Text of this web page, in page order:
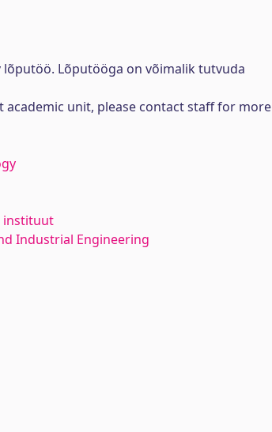
Lõputööga on võimalik tutvuda
academic unit, please contact staff for more
instituut
Industrial Engineering